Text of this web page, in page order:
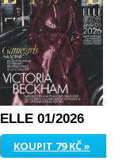
ELLE 01/2026
KOUPIT 79 KČ »